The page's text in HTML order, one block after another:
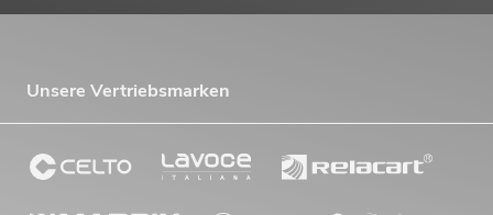
Unsere Vertriebsmarken